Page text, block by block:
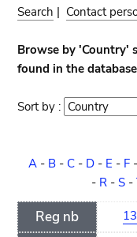
Search | Contact
Browse by 'Country'
found in the database
Sort by : Sort
A- B- C- D- E - F-
- R - S -
Reg nb